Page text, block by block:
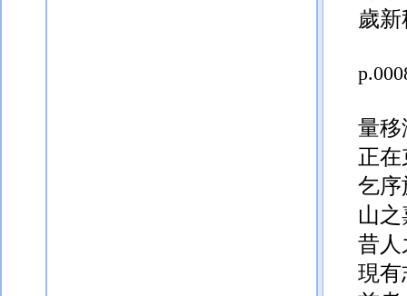
量移
乞序
山
昔人
現
前者
苟不